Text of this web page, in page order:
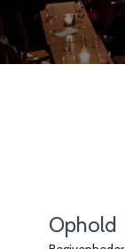
Ophold